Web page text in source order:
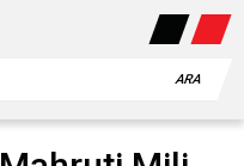
ARA